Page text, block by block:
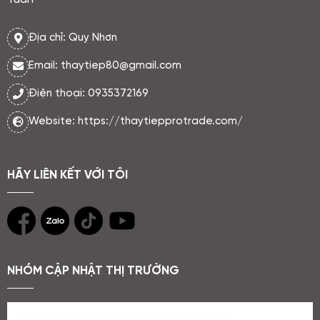
Địa chỉ: Quy Nhơn
Email: thaytiep80@gmail.com
Điện thoại: 0935372169
Website: https://thaytiepprotrade.com/
HÃY LIÊN KẾT VỚI TÔI
NHÓM CẬP NHẬT THỊ TRƯỜNG